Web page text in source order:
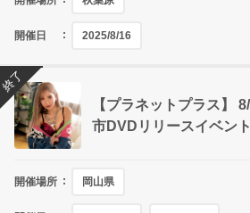
開催日 2025/8/16
【プラネットプラス】
市DVDリリースイベン
開催場所 岡山県
終了